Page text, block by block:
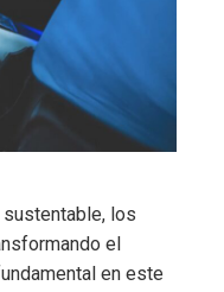
los
el
en este